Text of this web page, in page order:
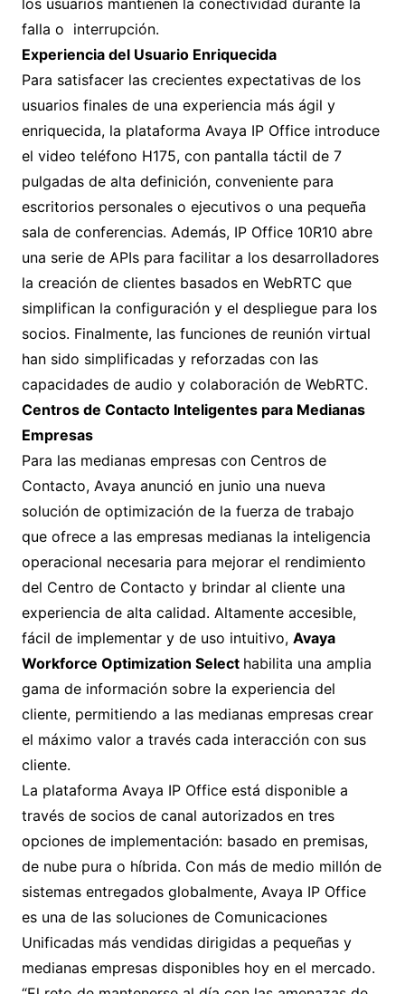
los usuarios mantienen la conectividad durante la
falla o interrupción.
Experiencia del Usuario Enriquecida
Para satisfacer las crecientes expectativas de los
usuarios finales de una experiencia más ágil y
enriquecida, la plataforma Avaya IP Office introduce
el video teléfono H175, con pantalla táctil de 7
pulgadas de alta definición, conveniente para
escritorios personales o ejecutivos o una pequeña
sala de conferencias. Además, IP Office 10R10 abre
una serie de APIs para facilitar a los desarrolladores
la creación de clientes basados en WebRTC que
simplifican la configuración y el despliegue para los
socios. Finalmente, las funciones de reunión virtual
han sido simplificadas y reforzadas con las
capacidades de audio y colaboración de WebRTC.
Centros de Contacto Inteligentes para Medianas
Empresas
Para las medianas empresas con Centros de
Contacto, Avaya anunció en junio una nueva
solución de optimización de la fuerza de trabajo
que ofrece a las empresas medianas la inteligencia
operacional necesaria para mejorar el rendimiento
del Centro de Contacto y brindar al cliente una
experiencia de alta calidad. Altamente accesible,
fácil de implementar y de uso intuitivo, Avaya
Workforce Optimization Select habilita una amplia
gama de información sobre la experiencia del
cliente, permitiendo a las medianas empresas crear
el máximo valor a través cada interacción con sus
cliente.
La plataforma Avaya IP Office está disponible a
través de socios de canal autorizados en tres
opciones de implementación: basado en premisas,
de nube pura o híbrida. Con más de medio millón de
sistemas entregados globalmente, Avaya IP Office
es una de las soluciones de Comunicaciones
Unificadas más vendidas dirigidas a pequeñas y
medianas empresas disponibles hoy en el mercado.